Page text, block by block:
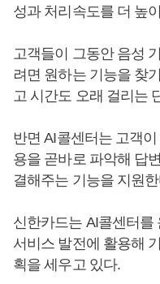
성과 처리속도를 더 높
고객들이 그동안 음성
려면 원하는 기능을 찾
고 시간도 오래 걸리는
반면 AI콜센터는 고객
용을 곧바로 파악해 답
결해주는 기능을 지원
신한카드는 AI콜센터를
서비스 발전에 활용해
획을 세우고 있다.